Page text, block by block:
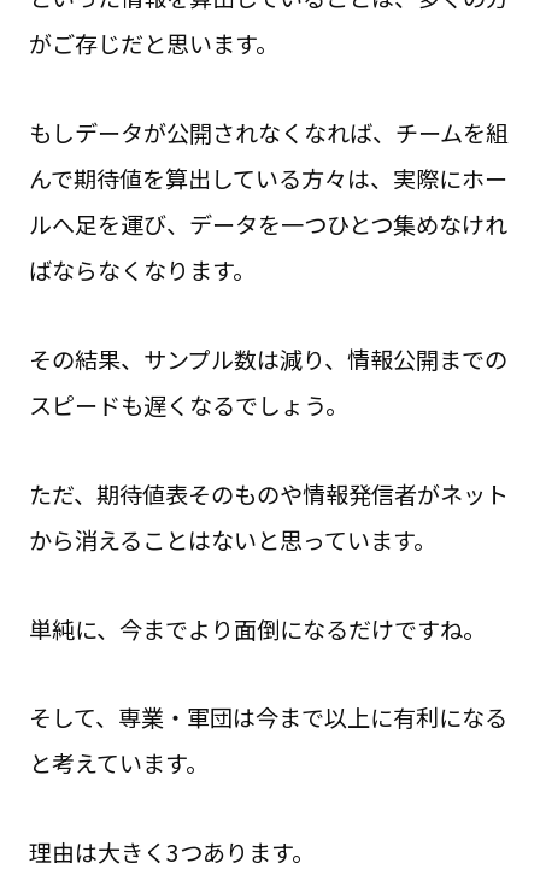
がご存じだと思います。
もしデータが公開されなくなれば、チームを組
んで期待値を算出している方々は、実際にホー
ルへ足を運び、データを一つひとつ集めなけれ
ばならなくなります。
その結果、サンプル数は減り、情報公開までの
スピードも遅くなるでしょう。
ただ、期待値表そのものや情報発信者がネット
から消えることはないと思っています。
単純に、今までより面倒になるだけですね。
そして、専業・軍団は今まで以上に有利になる
と考えています。
理由は大きく3つあります。